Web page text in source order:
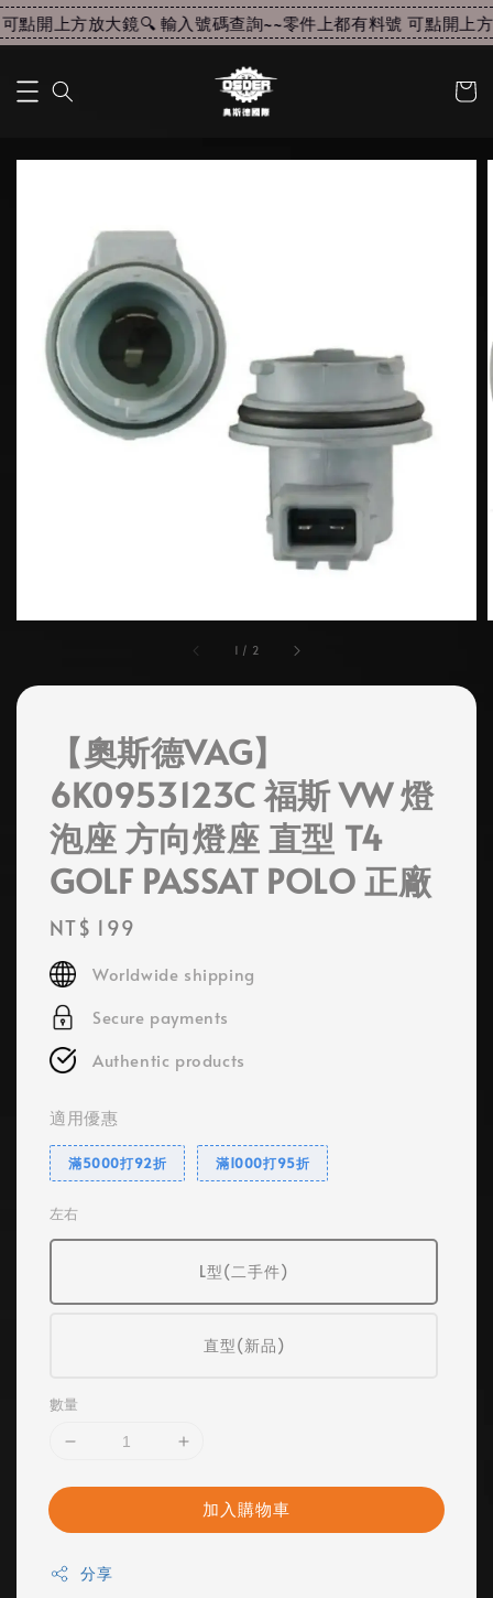
點開上方放大鏡🔍 輸入號碼查詢~~零件上都有料號 可點開上
1 / 2
【奧斯德VAG】
6K0953123C 福斯 VW 燈
泡座 方向燈座 直型 T4
GOLF PASSAT POLO 正廠
Regular
price
NT$ 199
Worldwide shipping
Secure payments
Authentic products
適用優惠
滿5000打92折 滿1000打95折
左右
L型(二手件)
直型(新品)
數量
加入購物車
分享